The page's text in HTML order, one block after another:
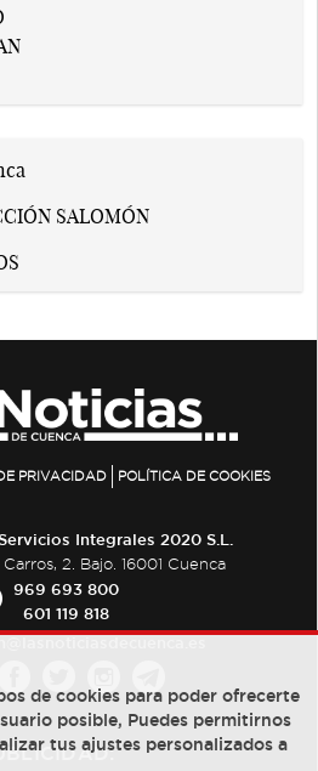
PRIVACIDAD POLÍTICA DE COOKIES
Integrales 2020 S.L.
2. Bajo. 16001 Cuenca
969 693 800
601 119 818
de cookies para poder ofrecerte
posible, Puedes permitirnos
tus ajustes personalizados a